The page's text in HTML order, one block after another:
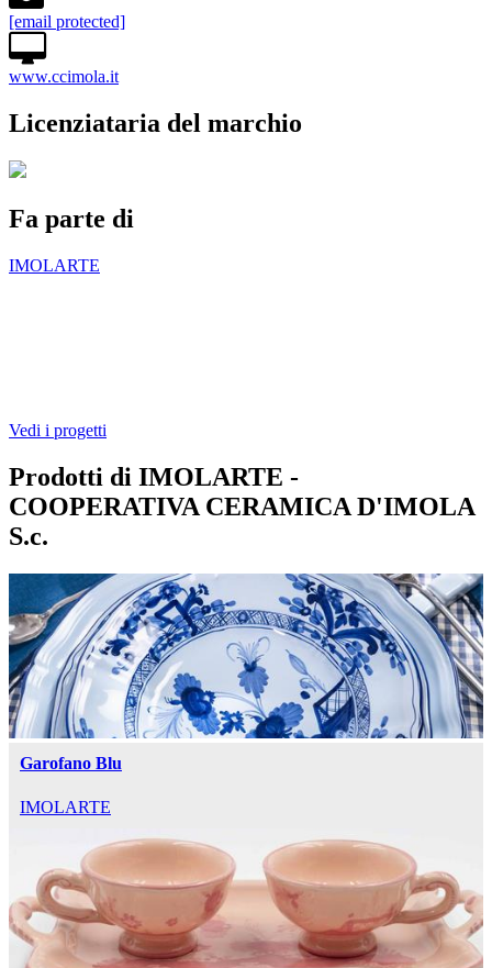
[email protected]
www.ccimola.it
Licenziataria del marchio
Fa parte di
IMOLARTE
Vedi i progetti
Prodotti di IMOLARTE -
COOPERATIVA CERAMICA D'IMOLA
S.c.
Garofano Blu
IMOLARTE